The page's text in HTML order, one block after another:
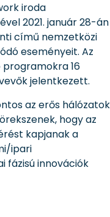
iroda
2021. január 28-án
című nemzetközi
eseményeit. Az
16
jelentkezett.
az erős hálózatok
hogy az
kapjanak a
ipari
fázisú innovációk